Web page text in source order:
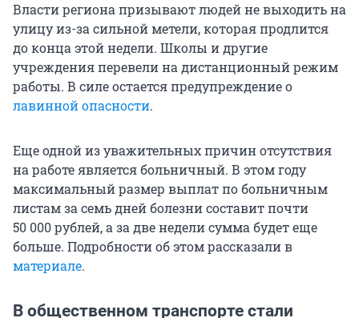
Власти региона призывают людей не выходить на
улицу из-за сильной метели, которая продлится
до конца этой недели. Школы и другие
учреждения перевели на дистанционный режим
работы. В силе остается предупреждение о
лавинной опасности.
Еще одной из уважительных причин отсутствия
на работе является больничный. В этом году
максимальный размер выплат по больничным
листам за семь дней болезни составит почти
50 000рублей, а за две недели сумма будет еще
больше. Подробности об этом рассказали в
материале.
В общественном транспорте стали